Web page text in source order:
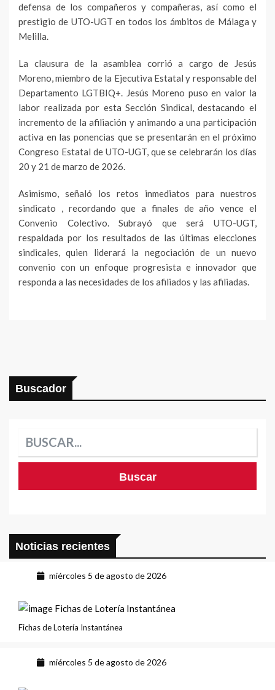
defensa de los compañeros y compañeras, así como el
prestigio de UTO-UGT en todos los ámbitos de Málaga y
Melilla.
La clausura de la asamblea corrió a cargo de Jesús
Moreno, miembro de la Ejecutiva Estatal y responsable del
Departamento LGTBIQ+. Jesús Moreno puso en valor la
labor realizada por esta Sección Sindical, destacando el
incremento de la afiliación y animando a una participación
activa en las ponencias que se presentarán en el próximo
Congreso Estatal de UTO-UGT, que se celebrarán los días
20 y 21 de marzo de 2026.
Asimismo, señaló los retos inmediatos para nuestros
sindicato , recordando que a finales de año vence el
Convenio Colectivo. Subrayó que será UTO-UGT,
respaldada por los resultados de las últimas elecciones
sindicales, quien liderará la negociación de un nuevo
convenio con un enfoque progresista e innovador que
responda a las necesidades de los afiliados y las afiliadas.
Buscador
Noticias recientes
miércoles 5 de agosto de 2026
Fichas de Lotería Instantánea
miércoles 5 de agosto de 2026